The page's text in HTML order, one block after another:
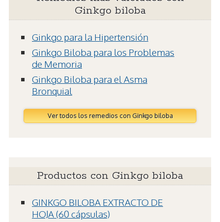
Ginkgo biloba
Ginkgo para la Hipertensión
Ginkgo Biloba para los Problemas
de Memoria
Ginkgo Biloba para el Asma
Bronquial
Ver todos los remedios con Ginkgo biloba
Productos con Ginkgo biloba
GINKGO BILOBA EXTRACTO DE
HOJA (60 cápsulas)